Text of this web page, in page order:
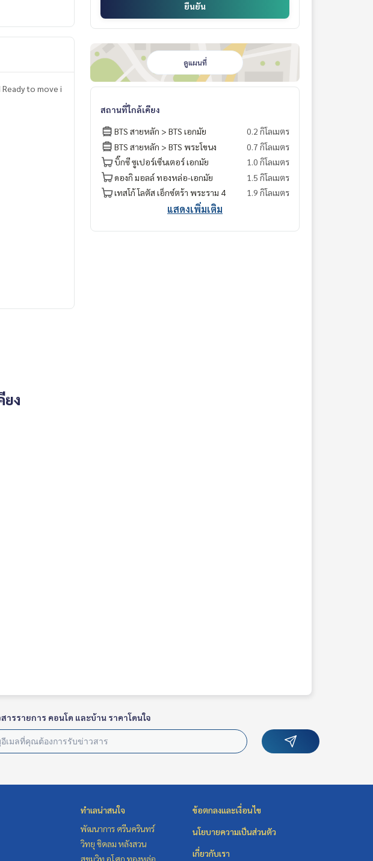
to move i
Con
Sukhumvit
ยืนยัน
ดูแผนที่
สถานที่ใกล้เคียง
BTS สายหลัก > BTS เอกมัย
0.2 กิโลเมตร
BTS สายหลัก > BTS พระโขนง
0.7 กิโลเมตร
บิ๊กซี ซูเปอร์เซ็นเตอร์ เอกมัย
1.0 กิโลเมตร
ดองกิ มอลล์ ทองหล่อ-เอกมัย
1.5 กิโลเมตร
เทสโก้ โลตัส เอ็กซ์ตร้า พระราม 4
1.9 กิโลเมตร
แสดงเพิ่มเติม
ยง
ารรายการ คอนโด และบ้าน ราคาโดนใจ
ทำเลน่าสนใจ
พัฒนาการ ศรีนครินทร์
วิทยุ ชิดลม หลังสวน
สุขุมวิท อโศก ทองหล่อ
ข้อตกลงและเงื่อนไข
นโยบายความเป็นส่วนตัว
เกี่ยวกับเรา